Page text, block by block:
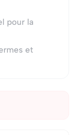
pour la
et